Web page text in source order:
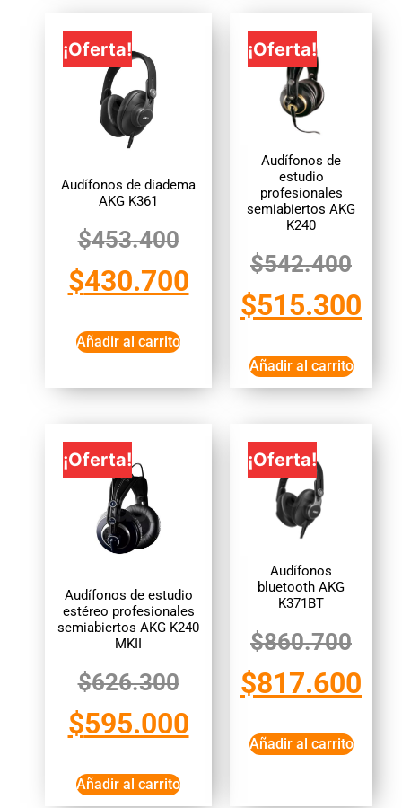
¡Oferta!
Audífonos de diadema
AKG K361
$453.400
$430.700
Añadir al carrito
¡Oferta!
Audífonos de
estudio
profesionales
semiabiertos AKG
K240
$542.400
$515.300
Añadir al carrito
¡Oferta!
Audífonos de estudio
estéreo profesionales
semiabiertos AKG K240
MKII
$626.300
$595.000
Añadir al carrito
¡Oferta!
Audífonos
bluetooth AKG
K371BT
$860.700
$817.600
Añadir al carrito